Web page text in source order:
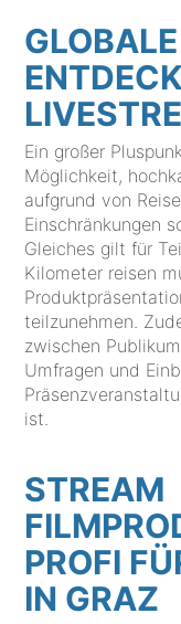
Ein großer
Möglichkeit,
aufgrund von
Einschränkungen
Gleiches gilt für
Kilometer reisen
teilzunehmen.
zwischen
Umfragen und
ist.
STREAM
PROFI
IN GRAZ